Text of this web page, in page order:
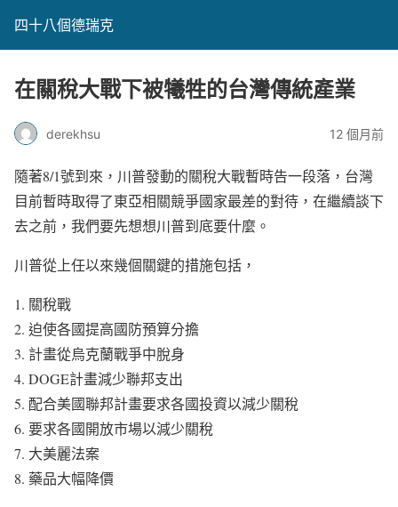
四十八個德瑞克
在關稅大戰下被犧牲的台灣傳統產業
derekhsu 12 個月前
隨著8/1號到來，川普發動的關稅大戰暫時告一段落，台灣
目前暫時取得了東亞相關競爭國家最差的對待，在繼續談下
去之前，我們要先想想川普到底要什麼。
川普從上任以來幾個關鍵的措施包括，
關稅戰
迫使各國提高國防預算分擔
計畫從烏克蘭戰爭中脫身
DOGE計畫減少聯邦支出
配合美國聯邦計畫要求各國投資以減少關稅
要求各國開放市場以減少關稅
大美麗法案
藥品大幅降價